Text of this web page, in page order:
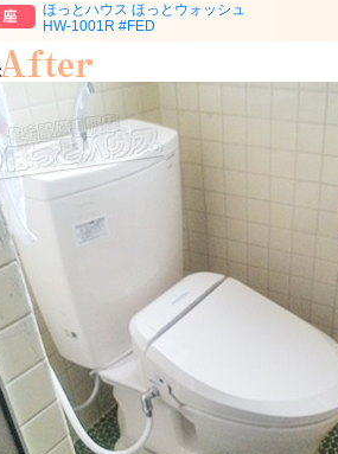
ほっとハウス ほっとウォッシュ
HW-1001R #FED